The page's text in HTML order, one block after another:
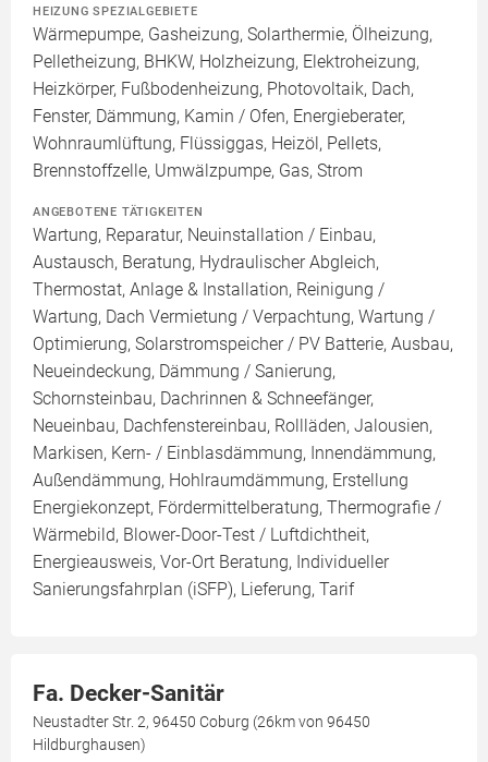
HEIZUNG SPEZIALGEBIETE
Wärmepumpe, Gasheizung, Solarthermie, Ölheizung,
Pelletheizung, BHKW, Holzheizung, Elektroheizung,
Heizkörper, Fußbodenheizung, Photovoltaik, Dach,
Fenster, Dämmung, Kamin / Ofen, Energieberater,
Wohnraumlüftung, Flüssiggas, Heizöl, Pellets,
Brennstoffzelle, Umwälzpumpe, Gas, Strom
ANGEBOTENE TÄTIGKEITEN
Wartung, Reparatur, Neuinstallation / Einbau,
Austausch, Beratung, Hydraulischer Abgleich,
Thermostat, Anlage & Installation, Reinigung /
Wartung, Dach Vermietung / Verpachtung, Wartung /
Optimierung, Solarstromspeicher / PV Batterie, Ausbau,
Neueindeckung, Dämmung / Sanierung,
Schornsteinbau, Dachrinnen & Schneefänger,
Neueinbau, Dachfenstereinbau, Rollläden, Jalousien,
Markisen, Kern- / Einblasdämmung, Innendämmung,
Außendämmung, Hohlraumdämmung, Erstellung
Energiekonzept, Fördermittelberatung, Thermografie /
Wärmebild, Blower-Door-Test / Luftdichtheit,
Energieausweis, Vor-Ort Beratung, Individueller
Sanierungsfahrplan (iSFP), Lieferung, Tarif
Fa. Decker-Sanitär
Neustadter Str. 2, 96450 Coburg (26km von 96450
Hildburghausen)